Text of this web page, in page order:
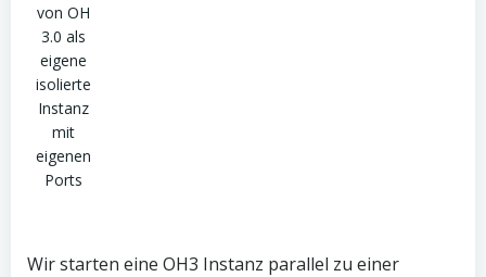
von OH
3.0 als
eigene
isolierte
Instanz
mit
eigenen
Ports
Wir starten eine OH3 Instanz parallel zu einer